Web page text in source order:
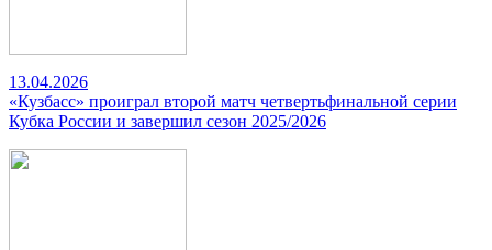
13.04.2026
«Кузбасс» проиграл второй матч четвертьфинальной серии
Кубка России и завершил сезон 2025/2026